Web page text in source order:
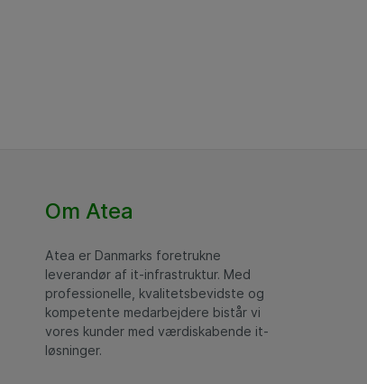
Om Atea
Atea er Danmarks foretrukne
leverandør af it-infrastruktur. Med
professionelle, kvalitetsbevidste og
kompetente medarbejdere bistår vi
vores kunder med værdiskabende it-
løsninger.